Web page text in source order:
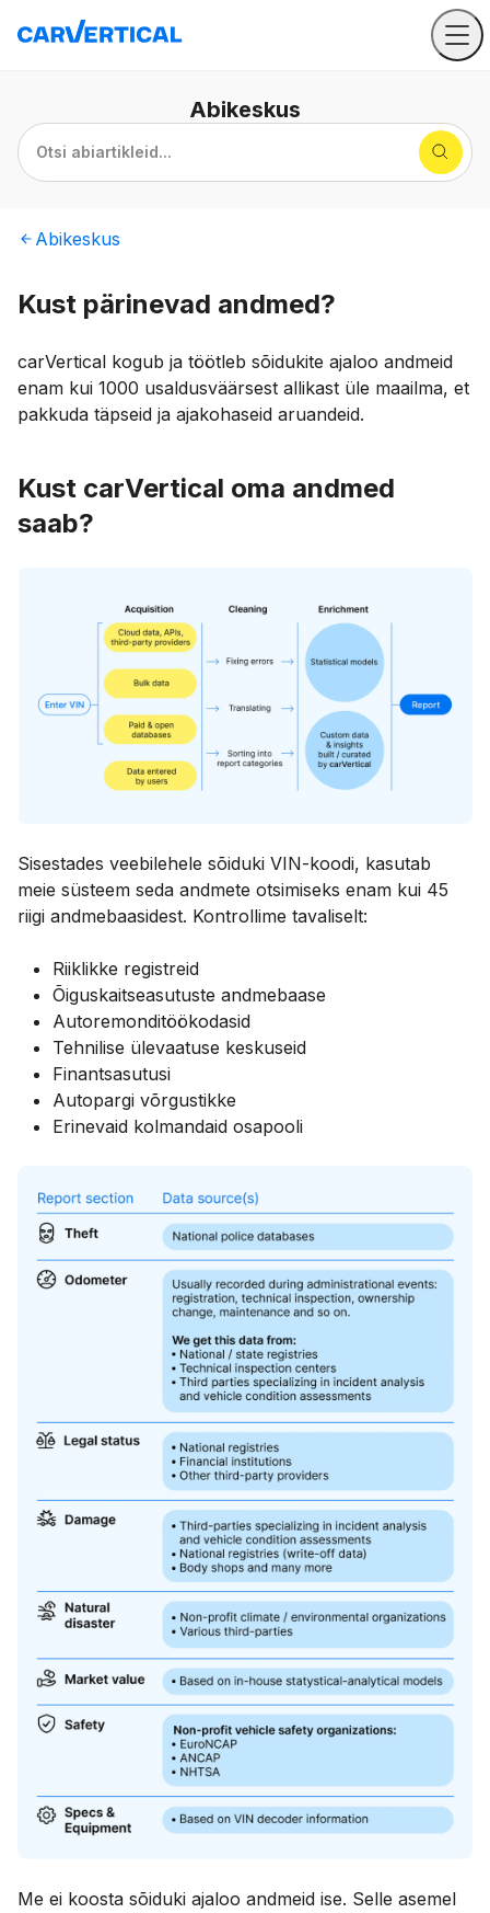
Abikeskus
Otsi abiartikleid...
Abikeskus
Kust pärinevad andmed?
carVertical kogub ja töötleb sõidukite ajaloo andmeid
enam kui 1000 usaldusväärsest allikast üle maailma, et
pakkuda täpseid ja ajakohaseid aruandeid.
Kust carVertical oma andmed
saab?
Sisestades veebilehele sõiduki VIN-koodi, kasutab
meie süsteem seda andmete otsimiseks enam kui 45
riigi andmebaasidest. Kontrollime tavaliselt:
Riiklikke registreid
Õiguskaitseasutuste andmebaase
Autoremonditöökodasid
Tehnilise ülevaatuse keskuseid
Finantsasutusi
Autopargi võrgustikke
Erinevaid kolmandaid osapooli
Me ei koosta sõiduki ajaloo andmeid ise. Selle asemel